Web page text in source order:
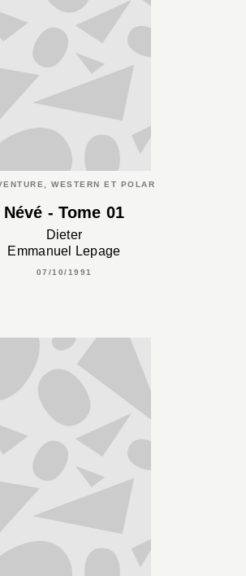
WESTERN ET POLAR
Névé - Tome 01
Dieter
Emmanuel Lepage
07/10/1991